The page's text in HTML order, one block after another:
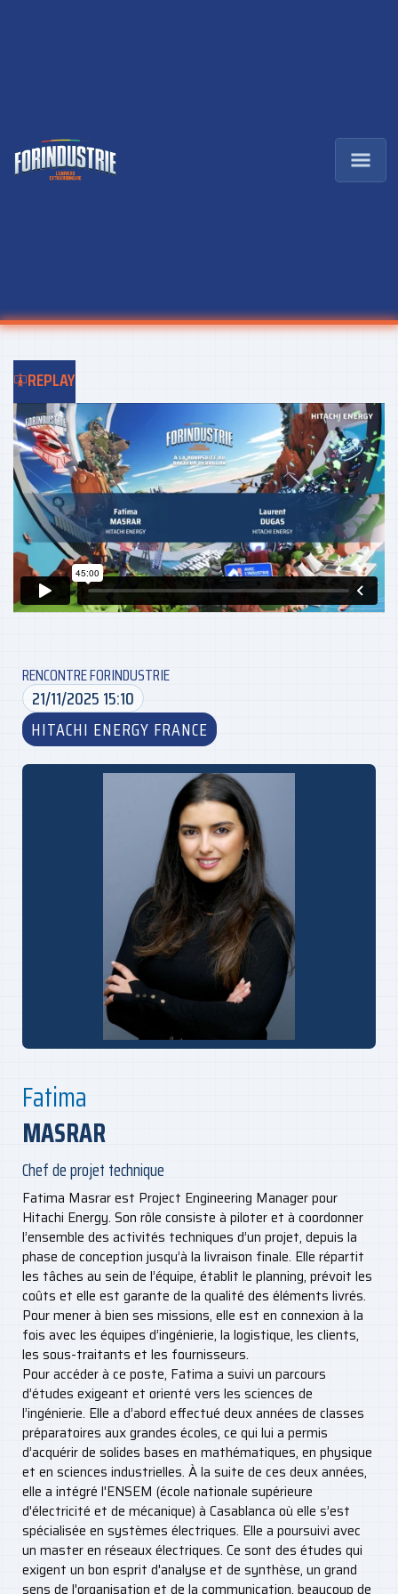
REPLAY
RENCONTRE FORINDUSTRIE
21/11/2025 15:10
HITACHI ENERGY FRANCE
Fatima
MASRAR
Chef de projet technique
Fatima Masrar est Project Engineering Manager pour
Hitachi Energy. Son rôle consiste à piloter et à coordonner
l’ensemble des activités techniques d’un projet, depuis la
phase de conception jusqu’à la livraison finale. Elle répartit
les tâches au sein de l’équipe, établit le planning, prévoit les
coûts et elle est garante de la qualité des éléments livrés.
Pour mener à bien ses missions, elle est en connexion à la
fois avec les équipes d’ingénierie, la logistique, les clients,
les sous-traitants et les fournisseurs.
Pour accéder à ce poste, Fatima a suivi un parcours
d’études exigeant et orienté vers les sciences de
l’ingénierie. Elle a d’abord effectué deux années de classes
préparatoires aux grandes écoles, ce qui lui a permis
d’acquérir de solides bases en mathématiques, en physique
et en sciences industrielles. À la suite de ces deux années,
elle a intégré l'ENSEM (école nationale supérieure
d'électricité et de mécanique) à Casablanca où elle s’est
spécialisée en systèmes électriques. Elle a poursuivi avec
un master en réseaux électriques. Ce sont des études qui
exigent un bon esprit d'analyse et de synthèse, un grand
sens de l'organisation et de la communication, beaucoup de